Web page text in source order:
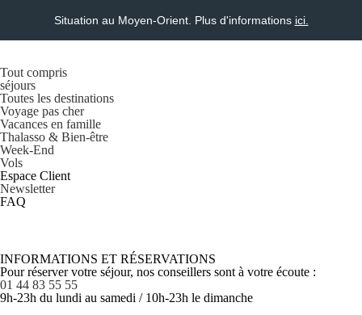
Situation au Moyen-Orient. Plus d'informations ici.
Tout compris
séjours
Toutes les destinations
Voyage pas cher
Vacances en famille
Thalasso & Bien-être
Week-End
Vols
Espace Client
Newsletter
FAQ
INFORMATIONS ET RÉSERVATIONS
Pour réserver votre séjour, nos conseillers sont à votre écoute :
01 44 83 55 55
9h-23h du lundi au samedi / 10h-23h le dimanche